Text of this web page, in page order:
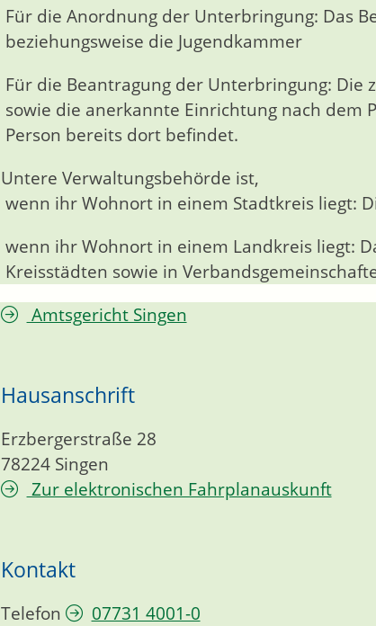
Für die Anordnung der Unterbringung: Das
beziehungsweise die Jugendkammer
Für die Beantragung der Unterbringung: Die
sowie die anerkannte Einrichtung nach dem
Person bereits dort befindet.
Untere Verwaltungsbehörde ist,
wenn ihr Wohnort in einem Stadtkreis liegt:
wenn ihr Wohnort in einem Landkreis liegt:
Kreisstädten sowie in
Amtsgericht Singen
Hausanschrift
Erzbergerstraße 28
78224 Singen
Zur elektronischen Fahrplanauskunft
Kontakt
Telefon
07731 4001-0